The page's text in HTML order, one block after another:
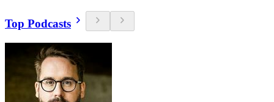
Top Podcasts